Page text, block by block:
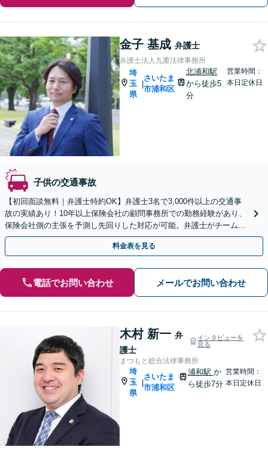
金子 基成 弁護士
弁護士法人九重法律事務所
埼
玉
県
|
さいたま
市浦和区
北浦和駅
から徒歩5
分
営業時間：
本日定休日
子供の交通事故
【初回面談無料｜弁護士特約OK】弁護士3名で3,000件以上の交通事
故の実績あり！10年以上保険会社の顧問事務所での勤務経験があり、
保険会社側の主張を予測し先回りした対応が可能。弁護士がチームと
なり、示談交渉、休業損害、後遺障害などに対応
料金表を見る
電話でお問い合わせ メールでお問い合わせ
木村 新一 弁
護士
インタビューを
見る
まつもと総合法律事務所
埼
玉
県
|
さいたま
市浦和区
浦和駅 か
ら徒歩7分
営業時間：
本日定休日